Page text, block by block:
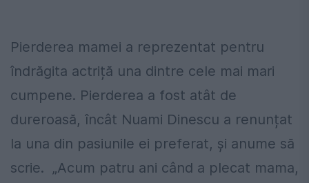
Pierderea mamei a reprezentat pentru
îndrăgita actriță una dintre cele mai mari
cumpene. Pierderea a fost atât de
dureroasă, încât Nuami Dinescu a renunțat
la una din pasiunile ei preferat, și anume să
scrie. „Acum patru ani când a plecat mama,